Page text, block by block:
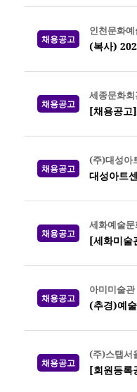
채용공고
인천문화
(복사)
채용공고
세종문화회
[채용공고
채용공고
(주)대성아
대성아트
채용공고
세화예술
[세화미술
채용공고
아미미술관
(추경)예
채용공고
(주)스탭서
[회원등록